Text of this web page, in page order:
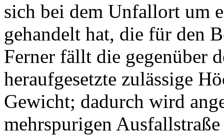
sich bei dem Unfallort um
gehandelt hat, die für den
Ferner fällt die gegenüber
heraufgesetzte zulässige
Gewicht; dadurch wird
mehrspurigen